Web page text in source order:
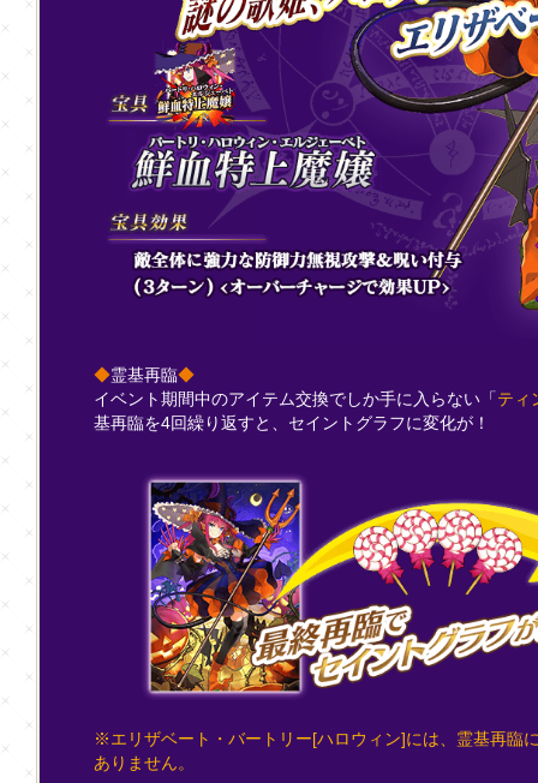
◆霊基再臨◆
イベント期間中のアイテム交換でしか手に入らない「ティ
基再臨を4回繰り返すと、セイントグラフに変化が！
※エリザベート・バートリー[ハロウィン]には、霊基再臨
ありません。